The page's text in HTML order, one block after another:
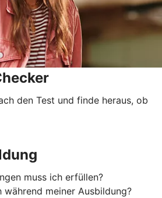
den Test und finde heraus, ob
muss ich erfüllen?
meiner Ausbildung?